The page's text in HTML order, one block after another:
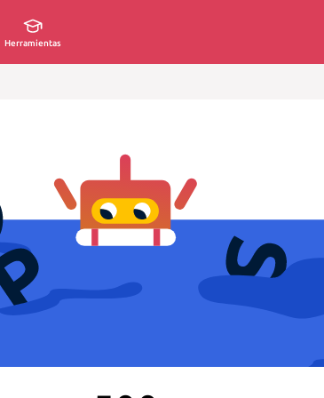
Herramientas